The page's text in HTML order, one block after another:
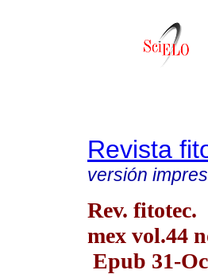
Revista
versión
Rev. fitotec.
mex vol.44
Epub 31-